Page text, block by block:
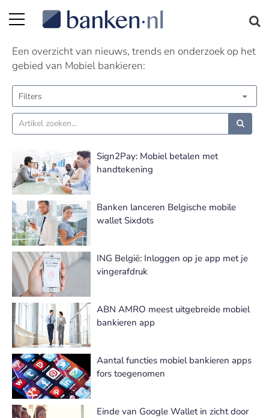
Mobiel bankieren nieuws | Pagina 4
Een overzicht van nieuws, trends en onderzoek op het
gebied van Mobiel bankieren:
Filters
Sign2Pay: Mobiel betalen met
handtekening
Banken lanceren Belgische mobile
wallet Sixdots
ING België: Inloggen op je app met je
vingerafdruk
ABN AMRO meest uitgebreide mobiel
bankieren app
Aantal functies mobiel bankieren apps
fors toegenomen
Einde van Google Wallet in zicht door